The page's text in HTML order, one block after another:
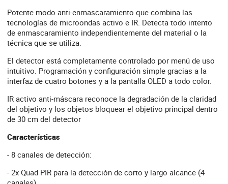
Potente modo anti-enmascaramiento que combina las
tecnologías de microondas activo e IR. Detecta todo intento
de enmascaramiento independientemente del material o la
técnica que se utiliza.
El detector está completamente controlado por menú de uso
intuitivo. Programación y configuración simple gracias a la
interfaz de cuatro botones y a la pantalla OLED a todo color.
IR activo anti-máscara reconoce la degradación de la claridad
del objetivo y los objetos bloquear el objetivo principal dentro
de 30 cm del detector
Características
- 8 canales de detección:
- 2x Quad PIR para la detección de corto y largo alcance (4